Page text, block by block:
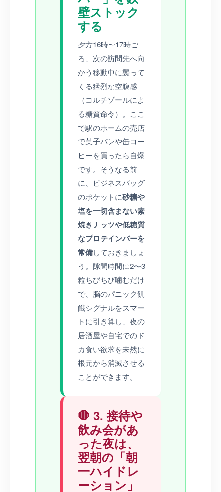
壁ストック
する
夕方16時〜17時ご
ろ、次の訪問先へ向
かう移動中に襲って
くる猛烈な空腹感
（コルチゾールによ
る糖質命令）。ここ
で駅のホームの売店
で菓子パンや缶コー
ヒーを買ったら自爆
です。そうなる前
に、ビジネスバッグ
のポケットに砂糖や
塩を一切含まない素
焼きナッツや低糖質
なプロテインバーを
常備しておきましょ
う。隙間時間に2〜3
粒ちびちび噛むだけ
で、脳のパニック飢
餓シグナルをスマー
トに引き算し、夜の
居酒屋や自宅でのド
カ食い欲求を未然に
根元から消滅させる
ことができます。
🛑 3. 接待や
飲み会があ
った夜は、
翌朝の「朝
一ハイドレ
ーション」